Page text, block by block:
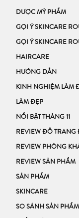
DƯỢC MỸ PHẨM
GỢI Ý SKINCARE
GỢI Ý SKINCARE
HAIRCARE
HƯỚNG DẪN
KINH NGHIỆM LÀM
LÀM ĐẸP
NỔI BẬT THÁNG 11
REVIEW ĐỒ TRANG
REVIEW PHÒNG
REVIEW SẢN PHẨM
SẢN PHẨM
SKINCARE
SO SÁNH SẢN PHẨM